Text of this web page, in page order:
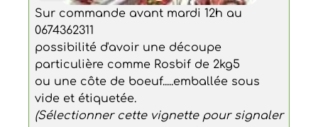
Sur commande avant mardi 12h au
0674362311
possibilité d'avoir une découpe
particulière comme Rosbif de 2kg5
ou une côte de boeuf.....emballée sous
vide et étiquetée.
(Sélectionner cette vignette pour signaler